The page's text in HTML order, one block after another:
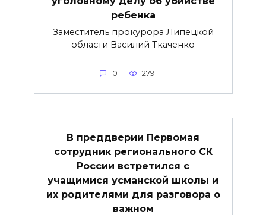
ребенка
Заместитель прокурора Липецкой
области Василий Ткаченко
0 279
В преддверии Первомая
сотрудник регионального СК
России встретился с
учащимися усманской школы и
их родителями для разговора о
важнoм